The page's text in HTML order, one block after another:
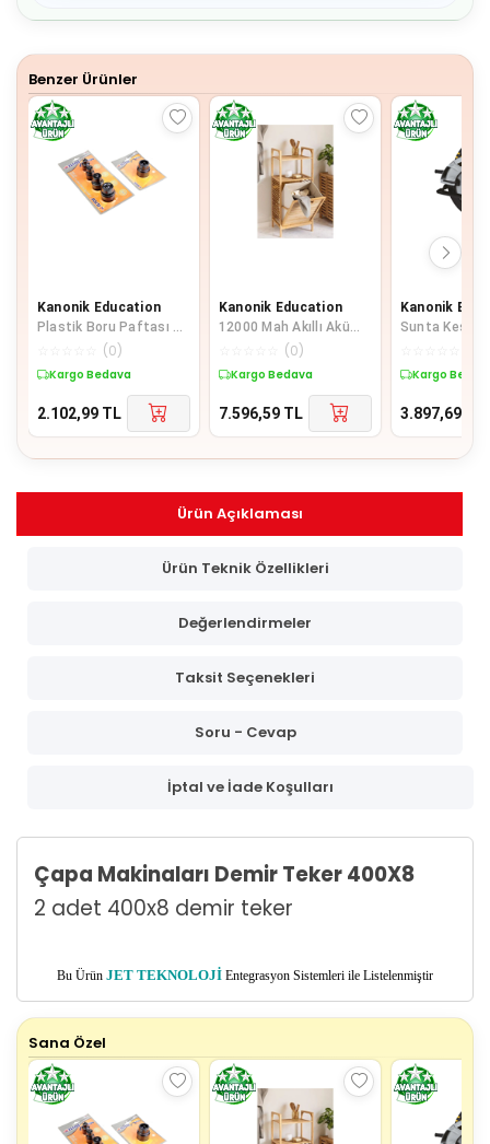
8
Benzer Ürünler
Kanonik Education
Plastik Boru Paftası 63
(0)
Kargo Bedava
2.102,99 TL
Kanonik Education
12000 Mah Akıllı Akü
Takviye Ve Dijital Hava
(0)
Kargo Bedava
7.596,59 TL
Kanonik
Sunta
Kargo
3.897,69
Ürün Açıklaması
Ürün Teknik Özellikleri
Değerlendirmeler
Taksit Seçenekleri
Soru - Cevap
İptal ve İade Koşulları
Çapa Makinaları Demir Teker 400X8
2 adet 400x8 demir teker
Bu Ürün JET TEKNOLOJİ Entegrasyon Sistemleri ile Listelenmiştir
Sana Özel